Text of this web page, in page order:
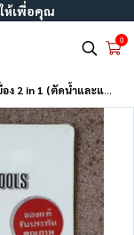
ห้เพื่อคุณ
0
in 1 (ตัดน้ำและแห้ง) รูไซด์